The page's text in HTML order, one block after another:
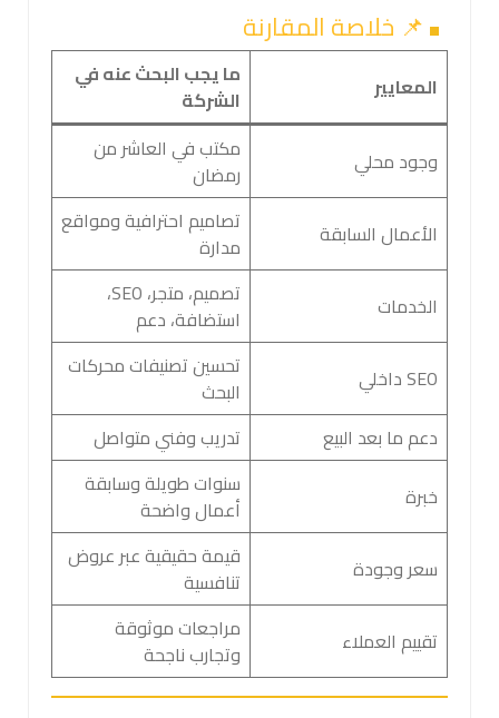
📌 خلاصة المقارنة
المعايير
ما يجب البحث عنه في
الشركة
وجود محلي
مكتب في العاشر من
رمضان
الأعمال السابقة
تصاميم احترافية ومواقع
مدارة
الخدمات
تصميم، متجر، SEO،
استضافة، دعم
SEO داخلي
تحسين تصنيفات محركات
البحث
دعم ما بعد البيع
تدريب وفني متواصل
خبرة
سنوات طويلة وسابقة
أعمال واضحة
سعر وجودة
قيمة حقيقية عبر عروض
تنافسية
تقييم العملاء
مراجعات موثوقة
وتجارب ناجحة